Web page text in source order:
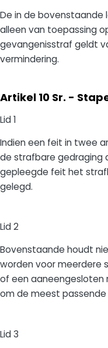
De in de bovenstaande
alleen van toepassing
gevangenisstraf geldt
vermindering.
Artikel 10 Sr. -
Lid 1
Indien een feit in twee
de strafbare gedraging
gepleegde feit het
gelegd.
Lid 2
Bovenstaande houdt
worden voor meerdere
of een aaneengesloten
om de meest
Lid 3